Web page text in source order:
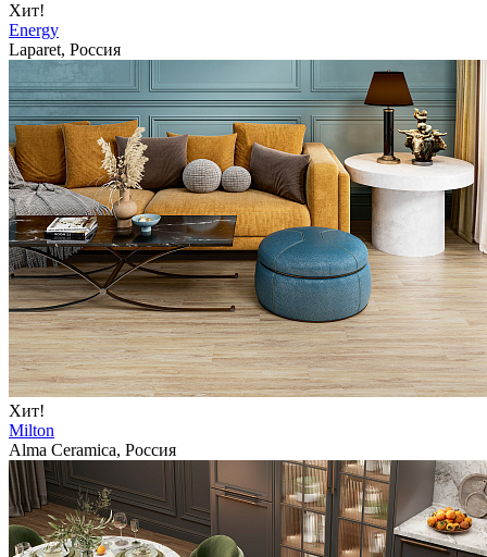
Хит!
Energy
Laparet, Россия
Хит!
Milton
Alma Ceramica, Россия